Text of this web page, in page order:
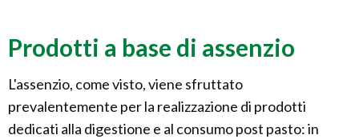
Prodotti a base di assenzio
L'assenzio, come visto, viene sfruttato
prevalentemente per la realizzazione di prodotti
dedicati alla digestione e al consumo post pasto: in